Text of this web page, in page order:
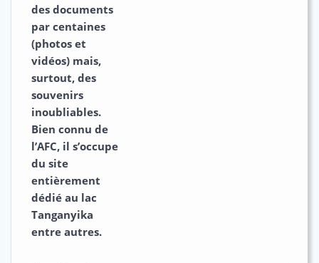
des documents
par centaines
(photos et
vidéos) mais,
surtout, des
souvenirs
inoubliables.
Bien connu de
l’AFC, il s’occupe
du site
entièrement
dédié au lac
Tanganyika
entre autres.